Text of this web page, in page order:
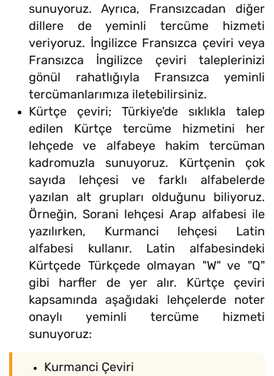
sunuyoruz. Ayrıca, Fransızcadan diğer
dillere de yeminli tercüme hizmeti
veriyoruz. İngilizce Fransızca çeviri veya
Fransızca İngilizce çeviri taleplerinizi
gönül rahatlığıyla Fransızca yeminli
tercümanlarımıza iletebilirsiniz.
Kürtçe çeviri; Türkiye'de sıklıkla talep
edilen Kürtçe tercüme hizmetini her
lehçede ve alfabeye hakim tercüman
kadromuzla sunuyoruz. Kürtçenin çok
sayıda lehçesi ve farklı alfabelerde
yazılan alt grupları olduğunu biliyoruz.
Örneğin, Sorani lehçesi Arap alfabesi ile
yazılırken, Kurmanci lehçesi Latin
alfabesi kullanır. Latin alfabesindeki
Kürtçede Türkçede olmayan "W" ve "Q"
gibi harfler de yer alır. Kürtçe çeviri
kapsamında aşağıdaki lehçelerde noter
onaylı yeminli tercüme hizmeti
sunuyoruz:
Kurmanci Çeviri